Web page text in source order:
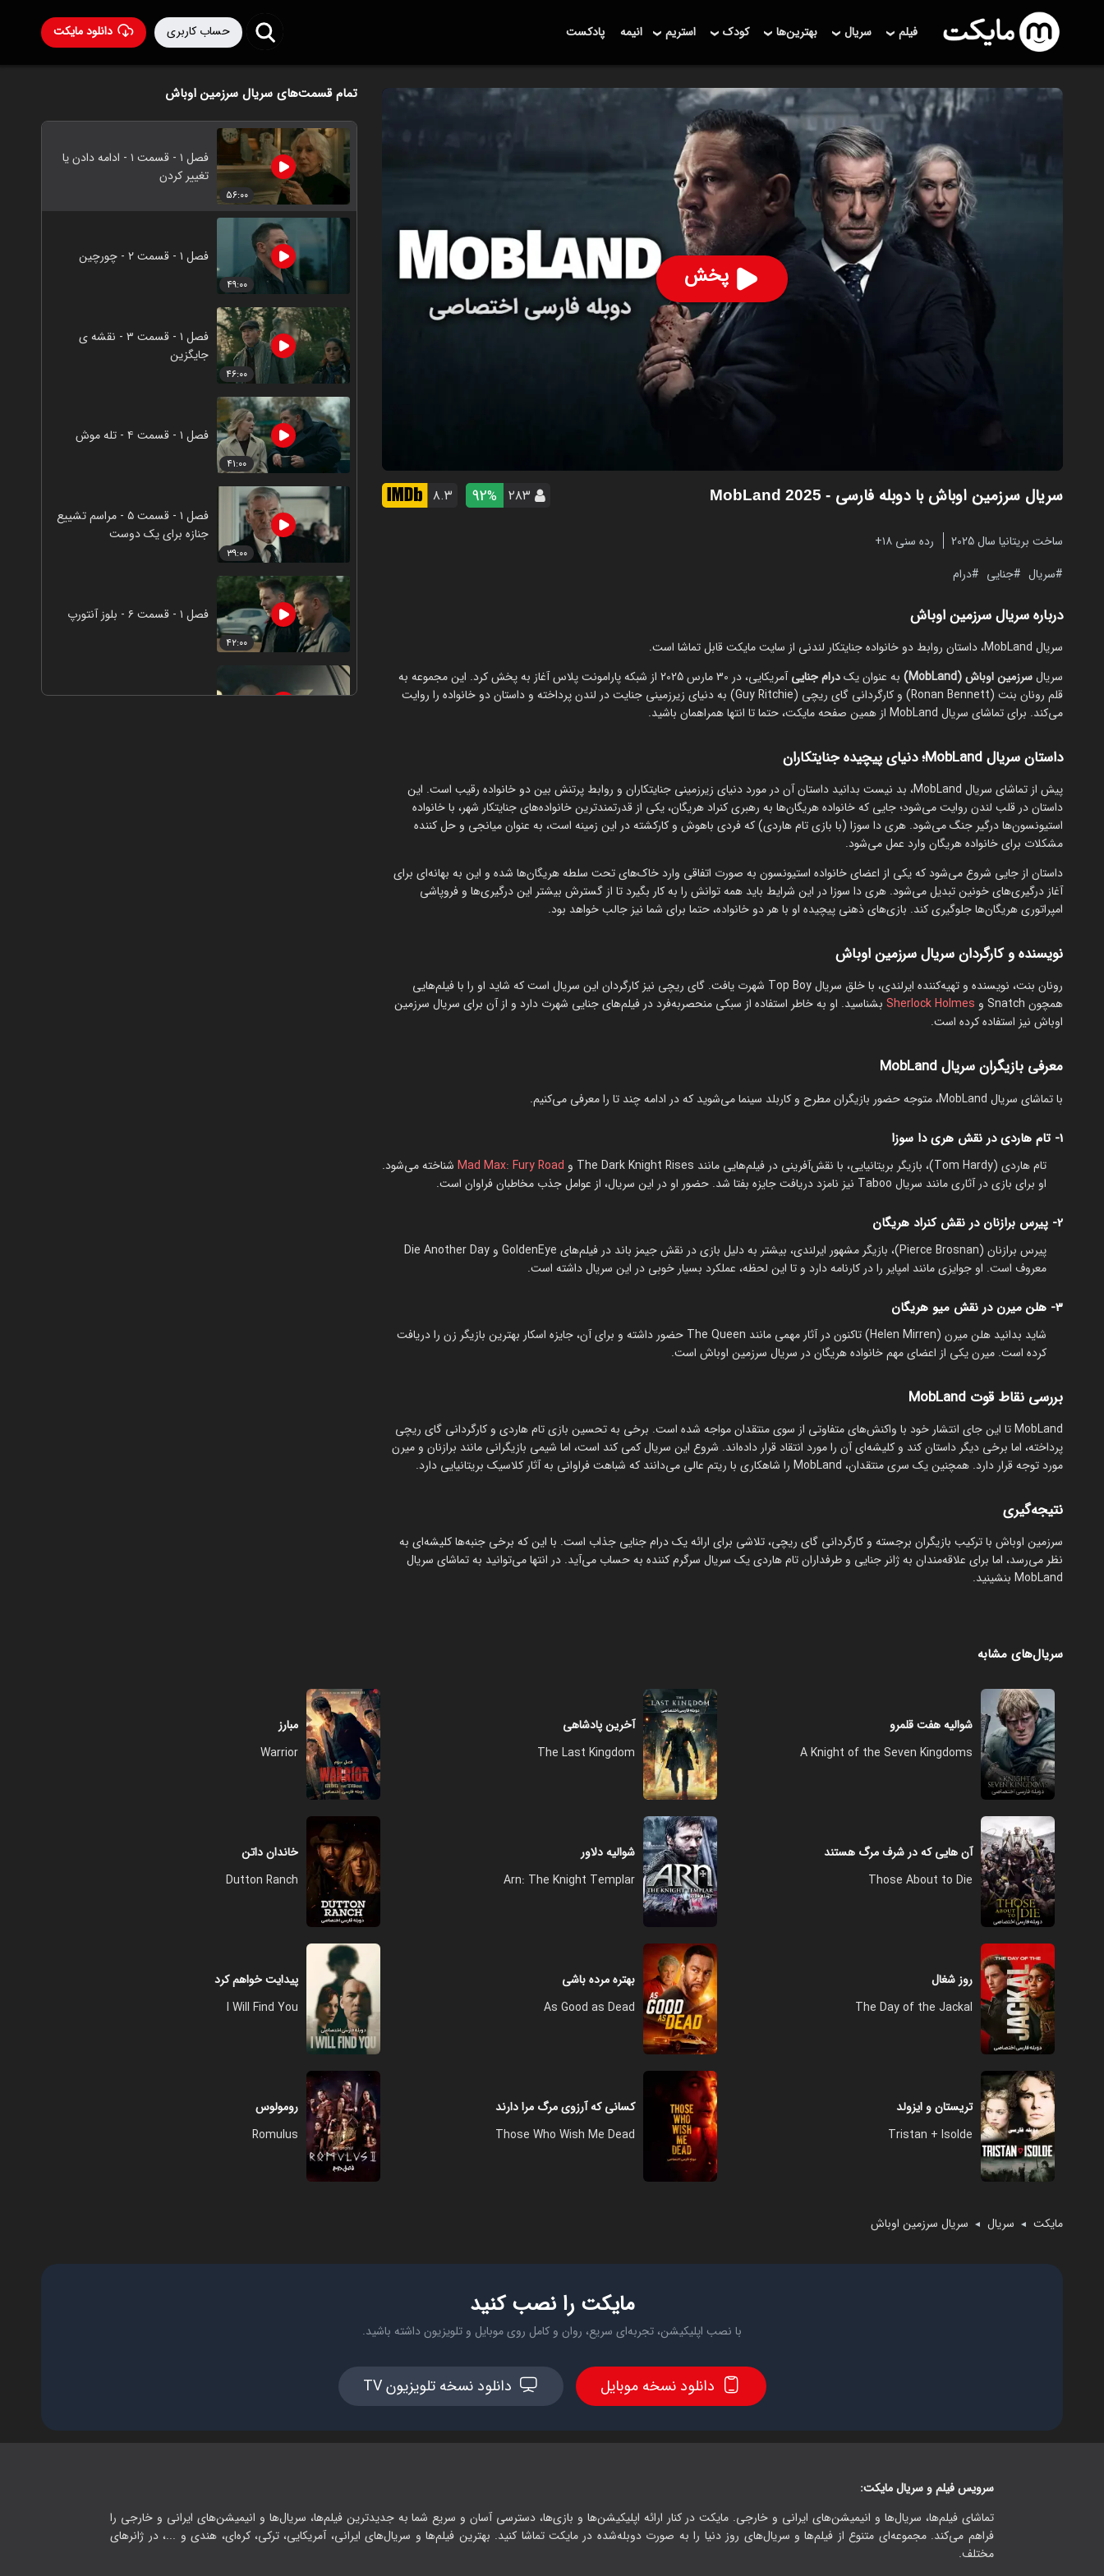
دانلود مایکت حساب کاربری فیلم سریال بهترین‌ها کودک استریم انیمه پادکست
پخش
سریال سرزمین اوباش با دوبله فارسی - MobLand 2025 ۲۸۳ 92% ۸.۳
ساخت بریتانیا سال 2025
رده سنی ۱۸+
سریال
جنایی درام
درباره سریال سرزمین اوباش
سریال MobLand، داستان روابط دو خانواده جنایتکار لندنی از سایت مایکت قابل تماشا است.
سریالسرزمین اوباش (MobLand) به عنوان یکدرامجنایی
آمریکایی، در 30 مارس 2025 از شبکه پارامونت پلاس آغاز به پخش کرد. این مجموعه به
قلم رونان بنت (Ronan Bennett) و کارگردانی گای ریچی (Guy Ritchie) به دنیای زیرزمینی جنایت در لندن پرداخته و داستان دو خانواده را روایت
می‌کند. برای تماشای سریال MobLand از همین صفحه مایکت، حتما تا انتها همراهمان باشید.
داستان سریال MobLand؛ دنیای پیچیده جنایتکاران
پیش از تماشای سریال MobLand، بد نیست بدانید داستان آن در مورد دنیای زیرزمینی جنایتکاران و روابط پرتنش بین دو خانواده رقیب است. این
داستان در قلب لندن روایت می‌شود؛ جایی که خانواده هریگان‌ها به رهبری کنراد هریگان، یکی از قدرتمندترین خانواده‌های جنایتکار شهر، با خانواده
استیونسون‌ها درگیر جنگ می‌شود. هری دا سوزا (با بازی تام هاردی) که فردی باهوش و کارکشته در این زمینه است، به عنوان میانجی و حل کننده
مشکلات برای خانواده هریگان وارد عمل می‌شود.
داستان از جایی شروع می‌شود که یکی از اعضای خانواده استیونسون به صورت اتفاقی وارد خاک‌های تحت سلطه هریگان‌ها شده و این به بهانه‌ای برای
آغاز درگیری‌های خونین تبدیل می‌شود. هری دا سوزا در این شرایط باید همه توانش را به کار بگیرد تا از گسترش بیشتر این درگیری‌ها و فروپاشی
امپراتوری هریگان‌ها جلوگیری کند. بازی‌های ذهنی پیچیده او با هر دو خانواده، حتما برای شما نیز جالب خواهد بود.
نویسنده و کارگردان سریال سرزمین اوباش
رونان بنت، نویسنده و تهیه‌کننده ایرلندی، با خلق سریال Top Boy شهرت یافت. گای ریچی نیز کارگردان این سریال است که شاید او را با فیلم‌هایی
همچون Snatch و
Sherlock Holmes بشناسید. او به خاطر استفاده از سبکی منحصربه‌فرد در فیلم‌های جنایی شهرت دارد و از آن برای سریال سرزمین
اوباش نیز استفاده کرده است.
معرفی بازیگران سریال MobLand
با تماشای سریال MobLand، متوجه حضور بازیگران مطرح و کاربلد سینما می‌شوید که در ادامه چند تا را معرفی می‌کنیم.
1- تام هاردی در نقش هری دا سوزا
تام هاردی (Tom Hardy)، بازیگر بریتانیایی، با نقش‌آفرینی در فیلم‌هایی مانند The Dark Knight Rises و Mad Max: Fury Road شناخته می‌شود.
او برای بازی در آثاری مانند سریال Taboo نیز نامزد دریافت جایزه بفتا شد. حضور او در این سریال، از عوامل جذب مخاطبان فراوان است.
2- پیرس برازنان در نقش کنراد هریگان
پیرس برازنان (Pierce Brosnan)، بازیگر مشهور ایرلندی، بیشتر به دلیل بازی در نقش جیمز باند در فیلم‌های GoldenEye و Die Another Day
معروف است. او جوایزی مانند امپایر را در کارنامه دارد و تا این لحظه، عملکرد بسیار خوبی در این سریال داشته است.
3- هلن میرن در نقش میو هریگان
شاید بدانید هلن میرن (Helen Mirren) تاکنون در آثار مهمی مانند The Queen حضور داشته و برای آن، جایزه اسکار بهترین بازیگر زن را دریافت
کرده است. میرن یکی از اعضای مهم خانواده هریگان در سریال سرزمین اوباش است.
بررسی نقاط قوت MobLand
MobLand تا این جای انتشار خود با واکنش‌های متفاوتی از سوی منتقدان مواجه شده است. برخی به تحسین بازی تام هاردی و کارگردانی گای ریچی
پرداخته‌، اما برخی دیگر داستان کند و کلیشه‌ای آن را مورد انتقاد قرار داده‌اند. شروع این سریال کمی کند است، اما شیمی بازیگرانی مانند برازنان و میرن
مورد توجه قرار دارد. همچنین یک سری منتقدان، MobLand را شاهکاری با ریتم عالی می‌دانند که شباهت فراوانی به آثار کلاسیک بریتانیایی دارد.
نتیجه‌گیری
سرزمین اوباش با ترکیب بازیگران برجسته و کارگردانی گای ریچی، تلاشی برای ارائه یک درام جنایی جذاب است. با این که برخی جنبه‌ها کلیشه‌ای به
نظر می‌رسد، اما برای علاقه‌مندان به ژانر جنایی و طرفداران تام هاردی یک سریال سرگرم کننده به حساب می‌آید. در انتها می‌توانید به تماشای سریال
MobLand بنشینید.
تمام قسمت‌های سریال سرزمین اوباش
۵۶:۰۰
فصل ۱ - قسمت ۱ - ادامه دادن یا
تغییر کردن
۴۹:۰۰
فصل ۱ - قسمت ۲ - چورچین
۴۶:۰۰
فصل ۱ - قسمت ۳ - نقشه ی
جایگزین
۴۱:۰۰
فصل ۱ - قسمت ۴ - تله موش
۳۹:۰۰
فصل ۱ - قسمت ۵ - مراسم تشییع
جنازه برای یک دوست
۴۲:۰۰
فصل ۱ - قسمت ۶ - بلوز آنتورپ
سریال‌های مشابه
شوالیه هفت قلمرو
A Knight of the Seven Kingdoms
آخرین پادشاهی
The Last Kingdom
مبارز
Warrior
آن‌ هایی که در شرف مرگ هستند
Those About to Die
شوالیه دلاور
Arn: The Knight Templar
خاندان داتن
Dutton Ranch
روز شغال
The Day of the Jackal
بهتره مرده باشی
As Good as Dead
پیدایت خواهم کرد
I Will Find You
تریستان و ایزولد
Tristan + Isolde
کسانی که آرزوی مرگ مرا دارند
Those Who Wish Me Dead
رومولوس
Romulus
مایکت ◄ سریال ◄ سریال سرزمین اوباش
مایکت را نصب کنید
با نصب اپلیکیشن، تجربه‌ای سریع، روان و کامل روی موبایل و تلویزیون داشته باشید.
دانلود نسخه موبایل دانلود نسخه تلویزیون TV
سرویس فیلم و سریال مایکت:
تماشای فیلم‌ها، سریال‌ها و انیمیشن‌های ایرانی و خارجی. مایکت در کنار ارائه اپلیکیشن‌ها و بازی‌ها، دسترسی آسان و سریع شما به جدیدترین فیلم‌ها، سریال‌ها و انیمیشن‌های ایرانی و خارجی را
فراهم می‌کند. مجموعه‌ای متنوع از فیلم‌ها و سریال‌های روز دنیا را به صورت دوبله‌شده در مایکت تماشا کنید. بهترین فیلم‌ها و سریال‌های ایرانی، آمریکایی، ترکی، کره‌ای، هندی و ...، در ژانرهای
مختلف.